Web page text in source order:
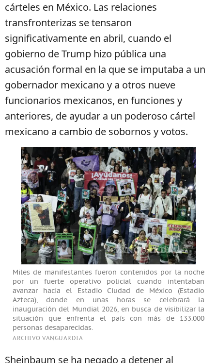
cárteles en México. Las relaciones
transfronterizas se tensaron
significativamente en abril, cuando el
gobierno de Trump hizo pública una
acusación formal en la que se imputaba a un
gobernador mexicano y a otros nueve
funcionarios mexicanos, en funciones y
anteriores, de ayudar a un poderoso cártel
mexicano a cambio de sobornos y votos.
Miles de manifestantes fueron contenidos por la noche
por un fuerte operativo policial cuando intentaban
avanzar hacia el Estadio Ciudad de México (Estadio
Azteca), donde en unas horas se celebrará la
inauguración del Mundial 2026, en busca de visibilizar la
situación que enfrenta el país con más de 133.000
personas desaparecidas.
ARCHIVO VANGUARDIA
Sheinbaum se ha negado a detener al